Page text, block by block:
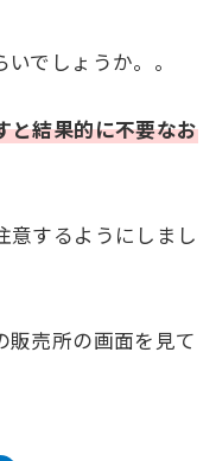
でしょうか。。
と結果的に不要なお
意するようにしまし
販売所の画面を見て